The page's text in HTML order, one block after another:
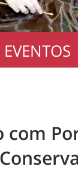
EVENTOS
com